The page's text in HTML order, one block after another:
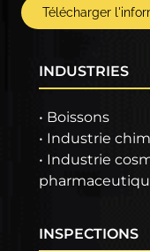
Télécharger
INDUSTRIES
• Boissons
• Industrie
• Industrie
INSPECTIONS